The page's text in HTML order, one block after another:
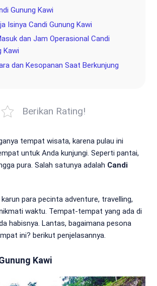
Gunung Kawi
Isinya Candi Gunung Kawi
dan Jam Operasional Candi
Kawi
dan Kesopanan Saat Berkunjung
Berikan Rating!
tempat wisata, karena pulau ini
untuk Anda kunjungi. Seperti pantai,
pura. Salah satunya adalah Candi
para pecinta adventure, travelling,
waktu. Tempat-tempat yang ada di
habisnya. Lantas, bagaimana pesona
ini? berikut penjelasannya.
Kawi